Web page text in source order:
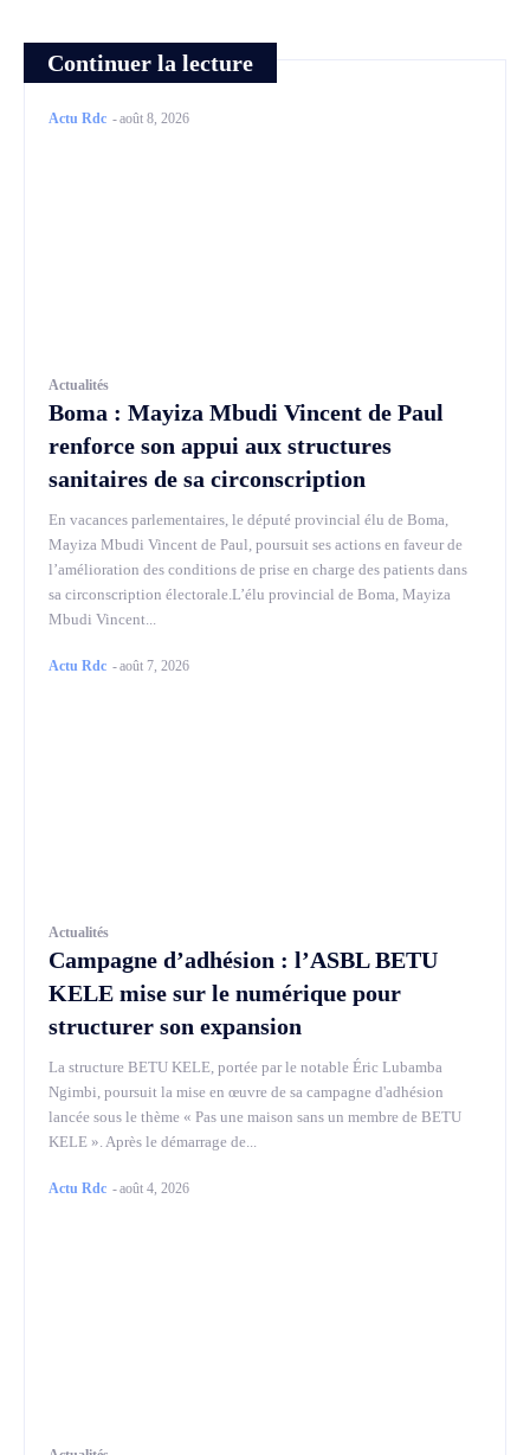
Continuer la lecture
Actu Rdc -août 8, 2026
Actualités
Boma : Mayiza Mbudi Vincent de Paul
renforce son appui aux structures
sanitaires de sa circonscription
En vacances parlementaires, le député provincial élu de Boma,
Mayiza Mbudi Vincent de Paul, poursuit ses actions en faveur de
l’amélioration des conditions de prise en charge des patients dans
sa circonscription électorale.L’élu provincial de Boma, Mayiza
Mbudi Vincent...
Actu Rdc -août 7, 2026
Actualités
Campagne d’adhésion : l’ASBL BETU
KELE mise sur le numérique pour
structurer son expansion
La structure BETU KELE, portée par le notable Éric Lubamba
Ngimbi, poursuit la mise en œuvre de sa campagne d'adhésion
lancée sous le thème « Pas une maison sans un membre de BETU
KELE ». Après le démarrage de...
Actu Rdc -août 4, 2026